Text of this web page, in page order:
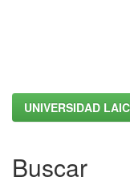
UNIVERSIDAD
Buscar